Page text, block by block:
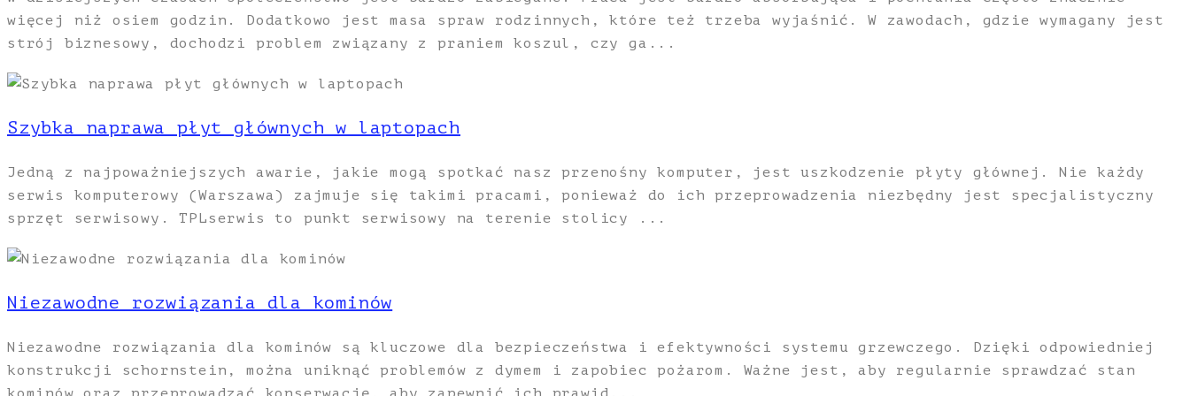
więcej niż osiem godzin. Dodatkowo jest masa spraw rodzinnych, które też trzeba wyjaśnić. W zawodach, gdzie wymagany jest
strój biznesowy, dochodzi problem związany z praniem koszul, czy ga...
Szybka naprawa płyt głównych w laptopach
Jedną z najpoważniejszych awarie, jakie mogą spotkać nasz przenośny komputer, jest uszkodzenie płyty głównej. Nie każdy
serwis komputerowy (Warszawa) zajmuje się takimi pracami, ponieważ do ich przeprowadzenia niezbędny jest specjalistyczny
sprzęt serwisowy. TPLserwis to punkt serwisowy na terenie stolicy ...
Niezawodne rozwiązania dla kominów
Niezawodne rozwiązania dla kominów są kluczowe dla bezpieczeństwa i efektywności systemu grzewczego. Dzięki odpowiedniej
konstrukcji schornstein, można uniknąć problemów z dymem i zapobiec pożarom. Ważne jest, aby regularnie sprawdzać stan